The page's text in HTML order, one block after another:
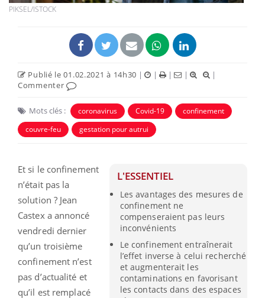
PIKSEL/ISTOCK
Publié le 01.02.2021 à 14h30 | | | |
|
Commenter
Mots clés : coronavirus Covid-19
confinement
couvre-feu
gestation pour autrui
L'ESSENTIEL
Les avantages des mesures de
confinement ne
compenseraient pas leurs
inconvénients
Le confinement entraînerait
l’effet inverse à celui recherché
et augmenterait les
contaminations en favorisant
les contacts dans des espaces
Et si le confinement
n’était pas la
solution ? Jean
Castex a annoncé
vendredi dernier
qu’un troisième
confinement n’est
pas d’actualité et
qu’il est remplacé